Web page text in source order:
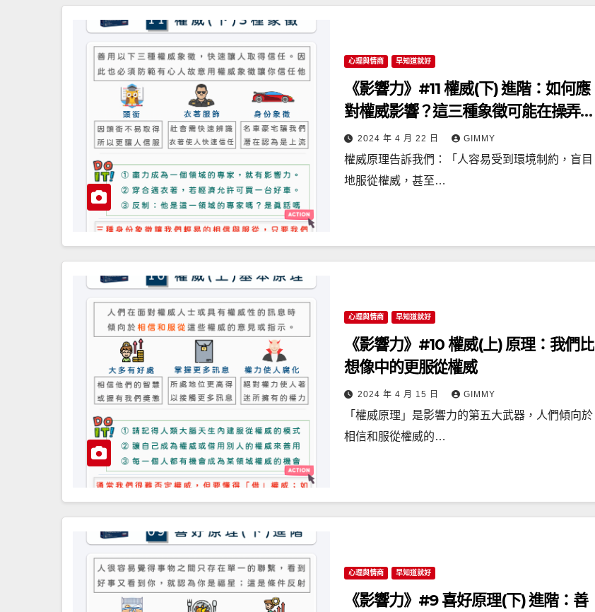
心理與情商 早知道就好
《影響力》#11 權威(下) 進階：如何應
對權威影響？這三種象徵可能在操弄
你2024 年 4 月 22 日 GIMMY
權威原理告訴我們：「人容易受到環境制約，盲目
地服從權威，甚至…
心理與情商 早知道就好
《影響力》#10 權威(上) 原理：我們比
想像中的更服從權威
2024 年 4 月 15 日 GIMMY
「權威原理」是影響力的第五大武器，人們傾向於
相信和服從權威的…
心理與情商 早知道就好
《影響力》#9 喜好原理(下) 進階：善